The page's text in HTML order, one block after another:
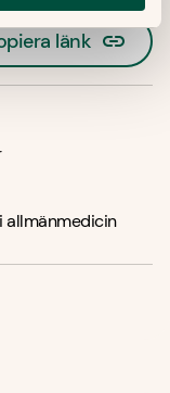
länk
allmänmedicin